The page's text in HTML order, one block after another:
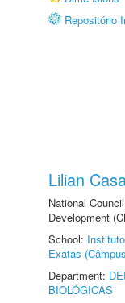
Repositório
Lilian
National
Development
School:
Exatas
Department:
BIOLÓGICAS